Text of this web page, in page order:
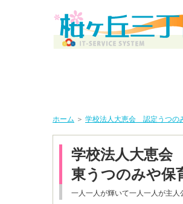
ホーム ＞ 学校法人大恵会 認定うつの
学校法人大恵会
東うつのみや保
一人一人が輝いて一人一人が主人